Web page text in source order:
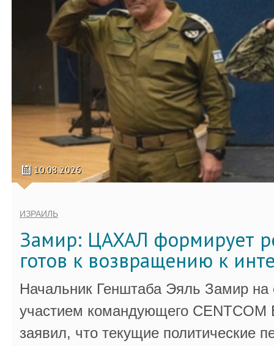
10.08.2026
ИЗРАИЛЬ
Замир: ЦАХАЛ формирует
готов к возвращению к
Начальник Генштаба Эяль Замир
участием командующего
заявил, что текущие политические